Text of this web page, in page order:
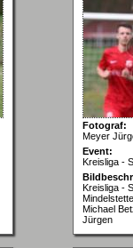
Fotograf:
Meyer
Event:
Kreisliga -
Kreisliga -
Michael
Jürgen